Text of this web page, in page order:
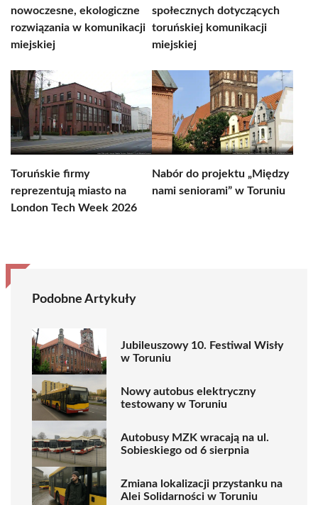
nowoczesne, ekologiczne
rozwiązania w komunikacji
miejskiej
społecznych dotyczących
toruńskiej komunikacji
miejskiej
Toruńskie firmy
reprezentują miasto na
London Tech Week 2026
Nabór do projektu „Między
nami seniorami” w Toruniu
Podobne Artykuły
Jubileuszowy 10. Festiwal Wisły
w Toruniu
Nowy autobus elektryczny
testowany w Toruniu
Autobusy MZK wracają na ul.
Sobieskiego od 6 sierpnia
Zmiana lokalizacji przystanku na
Alei Solidarności w Toruniu